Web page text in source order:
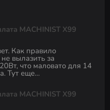
MACHINIST X99
Как правило
вылазить за
что маловато для 14
Тут еще…
MACHINIST X99